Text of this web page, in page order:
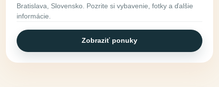
Bratislava, Slovensko. Pozrite si vybavenie, fotky a ďalšie
informácie.
Zobraziť ponuky